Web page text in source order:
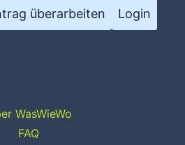
überarbeiten Login
WasWieWo
FAQ